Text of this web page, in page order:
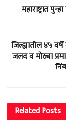
महाराष्ट्रात
जिल्ह्यातील ४५
जलद व मोठ्या
RelatedPosts